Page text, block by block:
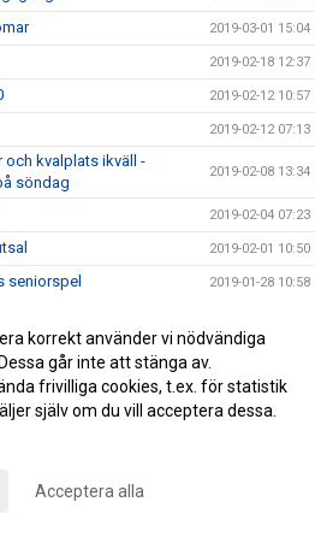
2019-03-01 15:04
2019-02-18 12:37
2019-02-12 10:57
2019-02-12 07:13
och kvalplats ikväll -
söndag
2019-02-08 13:34
2019-02-04 07:23
2019-02-01 10:50
seniorspel 2019-01-28 10:58
2019-01-22 09:23
2019-01-20 20:47
2019-01-18 20:19
rapport från jullovet
korrekt använder vi nödvändiga
går inte att stänga av.
frivilliga cookies, t.ex. för statistik
själv om du vill acceptera dessa.
Acceptera alla